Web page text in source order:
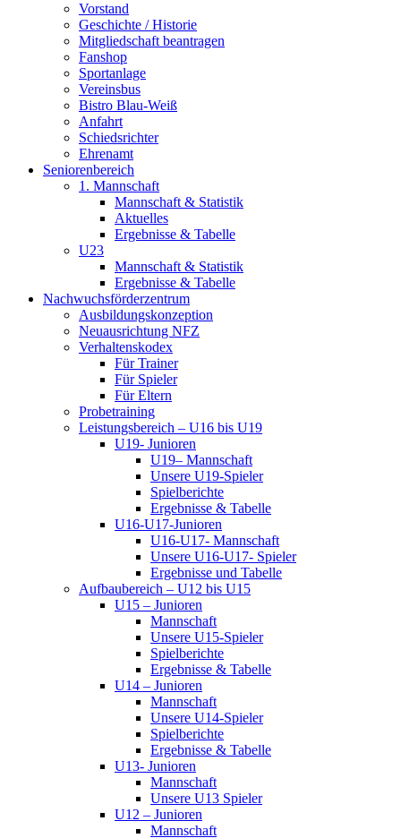
Vorstand
Geschichte / Historie
Mitgliedschaft beantragen
Fanshop
Sportanlage
Vereinsbus
Bistro Blau-Weiß
Anfahrt
Schiedsrichter
Ehrenamt
Seniorenbereich
1. Mannschaft
Mannschaft & Statistik
Aktuelles
Ergebnisse & Tabelle
U23
Mannschaft & Statistik
Ergebnisse & Tabelle
Nachwuchsförderzentrum
Ausbildungskonzeption
Neuausrichtung NFZ
Verhaltenskodex
Für Trainer
Für Spieler
Für Eltern
Probetraining
Leistungsbereich – U16 bis U19
U19- Junioren
U19– Mannschaft
Unsere U19-Spieler
Spielberichte
Ergebnisse & Tabelle
U16-U17-Junioren
U16-U17- Mannschaft
Unsere U16-U17- Spieler
Ergebnisse und Tabelle
Aufbaubereich – U12 bis U15
U15 – Junioren
Mannschaft
Unsere U15-Spieler
Spielberichte
Ergebnisse & Tabelle
U14 – Junioren
Mannschaft
Unsere U14-Spieler
Spielberichte
Ergebnisse & Tabelle
U13- Junioren
Mannschaft
Unsere U13 Spieler
U12 – Junioren
Mannschaft